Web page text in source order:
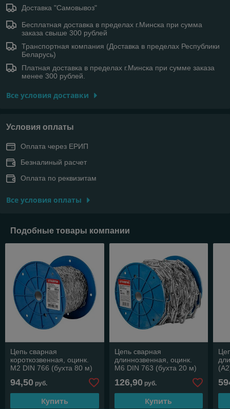
Доставка "Самовывоз"
Бесплатная доставка в пределах г.Минска при сумма
заказа свыше 300 рублей
Транспортная компания (Доставка в пределах Республики
Беларусь)
Платная доставка в пределах г.Минска при сумме заказа
менее 300 рублей.
Все условия доставки
Условия оплаты
Оплата через ЕРИП
Безналиный расчет
Оплата по реквизитам
Все условия оплаты
Подобные товары компании
Цепь сварная
короткозвенная, оцинк.
М2 DIN 766 (бухта 80 м)
94,50 руб.
Купить
Цепь сварная
длиннозвенная, оцинк.
М6 DIN 763 (бухта 20 м)
126,90руб.
Купить